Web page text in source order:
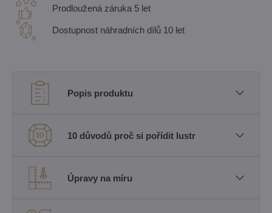
Prodloužená záruka 5 let
Dostupnost náhradních dílů 10 let
Popis produktu
10 důvodů proč si pořídit lustr
Úpravy na míru